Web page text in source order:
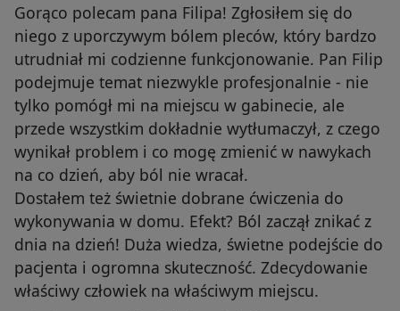
Gorąco polecam pana Filipa! Zgłosiłem się do
niego z uporczywym bólem pleców, który bardzo
utrudniał mi codzienne funkcjonowanie. Pan Filip
podejmuje temat niezwykle profesjonalnie - nie
tylko pomógł mi na miejscu w gabinecie, ale
przede wszystkim dokładnie wytłumaczył, z czego
wynikał problem i co mogę zmienić w nawykach
na co dzień, aby ból nie wracał.
Dostałem też świetnie dobrane ćwiczenia do
wykonywania w domu. Efekt? Ból zaczął znikać z
dnia na dzień! Duża wiedza, świetne podejście do
pacjenta i ogromna skuteczność. Zdecydowanie
właściwy człowiek na właściwym miejscu.